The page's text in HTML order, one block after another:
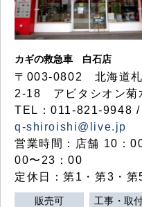
カギの救急車 白石店
〒003-0802 北海道札
2-18 アビタシオン菊
TEL：011-821-9948
q-shiroishi@live.jp
営業時間：店舗 10：
00〜23：00
定休日：第1・第3・
販売可 工事・取